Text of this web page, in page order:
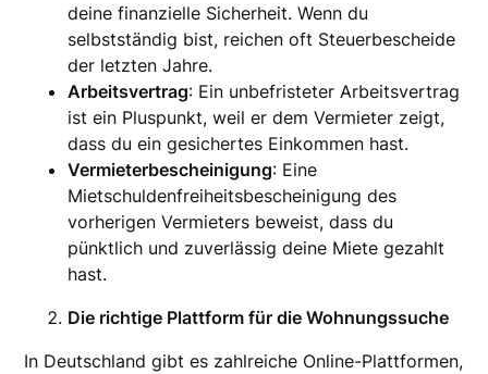
deine finanzielle Sicherheit. Wenn du
selbstständig bist, reichen oft Steuerbescheide
der letzten Jahre.
Arbeitsvertrag: Ein unbefristeter Arbeitsvertrag
ist ein Pluspunkt, weil er dem Vermieter zeigt,
dass du ein gesichertes Einkommen hast.
Vermieterbescheinigung: Eine
Mietschuldenfreiheitsbescheinigung des
vorherigen Vermieters beweist, dass du
pünktlich und zuverlässig deine Miete gezahlt
hast.
Die richtige Plattform für die Wohnungssuche
In Deutschland gibt es zahlreiche Online-Plattformen,